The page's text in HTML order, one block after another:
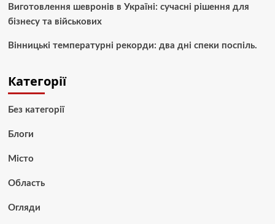
Виготовлення шевронів в Україні: сучасні рішення для
бізнесу та військових
Вінницькі температурні рекорди: два дні спеки поспіль.
Категорії
Без категорії
Блоги
Місто
Область
Огляди